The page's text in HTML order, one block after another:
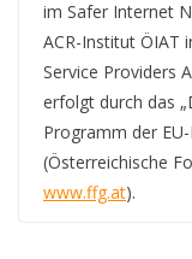
im Safer Internet
ACR-Institut ÖIAT
Service Providers
erfolgt durch das
Programm der
(Österreichische
www.ffg.at).